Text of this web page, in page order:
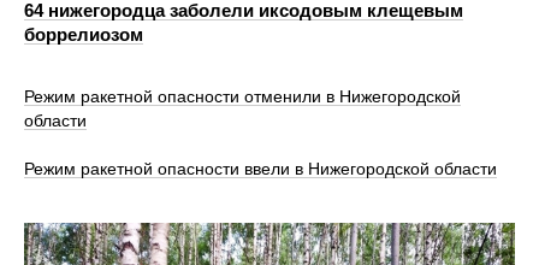
64 нижегородца заболели иксодовым клещевым
боррелиозом
Режим ракетной опасности отменили в Нижегородской
области
Режим ракетной опасности ввели в Нижегородской области